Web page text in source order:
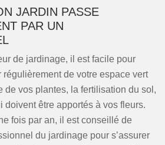
JARDIN PASSE
PAR UN
de jardinage, il est facile pour
de votre espace vert
de vos plantes, la fertilisation du sol,
doivent être apportés à vos fleurs.
fois par an, il est conseillé de
du jardinage pour s’assurer